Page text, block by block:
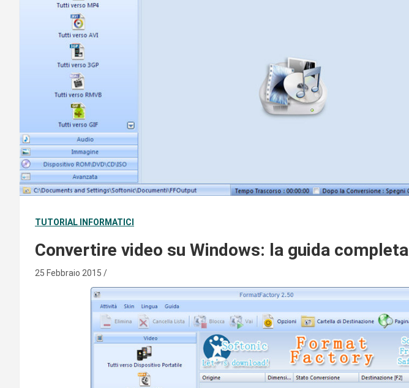
TUTORIAL INFORMATICI
Convertire video su Windows: la guida completa
25 Febbraio 2015